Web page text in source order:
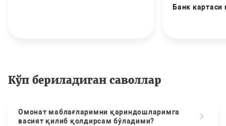
Банк картаси
Кўп бериладиган саволлар
Омонат маблағларимни қариндошларимга
васият қилиб қолдирсам бўладими?